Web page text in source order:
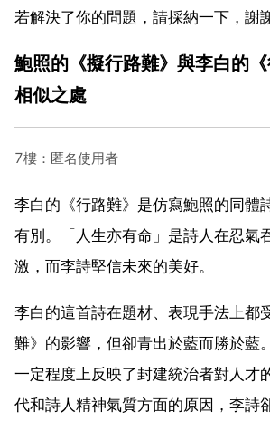
若解決了你的問題，請採納一下，謝
鮑照的《擬行路難》與李白的
相似之處
7樓：匿名使用者
李白的《行路難》是仿寫鮑照的同體
有別。「人生亦有命」是詩人在忍氣
激，而李詩堅信未來的美好。
李白的這首詩在題材、表現手法上都
難》的影響，但卻青出於藍而勝於藍
一定程度上反映了封建統治者對人才
代和詩人精神氣質方面的原因，李詩